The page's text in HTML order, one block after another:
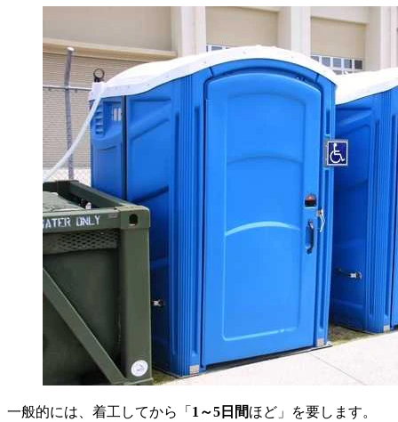
一般的には、着工してから「 1～5日間ほど」を要します。